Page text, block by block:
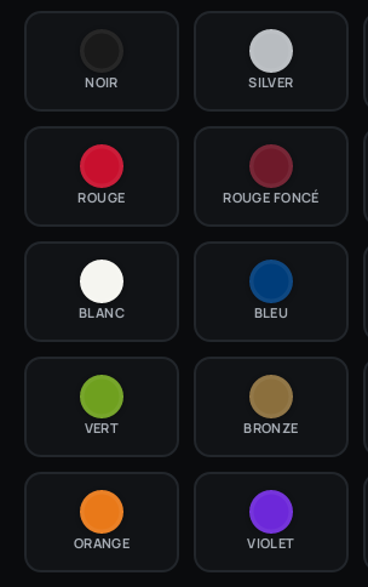
NOIR SILVER
ROUGE ROUGE FONCÉ
BLANC BLEU
VERT BRONZE
ORANGE VIOLET